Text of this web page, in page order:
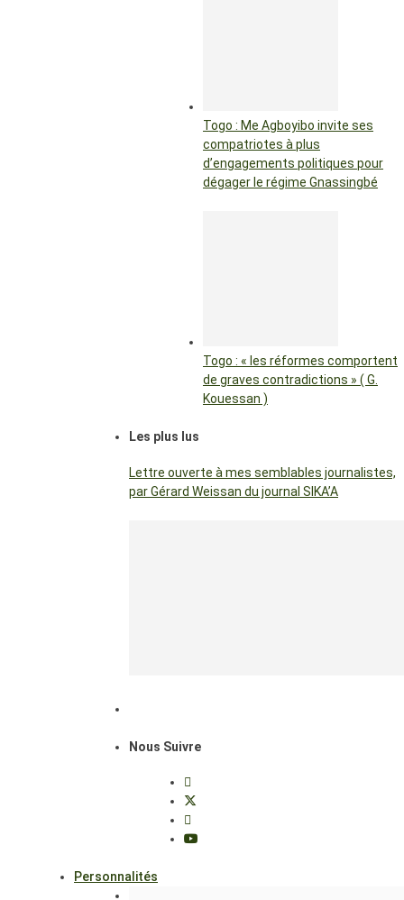
Togo : Me Agboyibo invite ses
compatriotes à plus
d’engagements politiques pour
dégager le régime Gnassingbé
Togo : « les réformes comportent
de graves contradictions » ( G.
Kouessan )
Les plus lus
Lettre ouverte à mes semblables journalistes,
par Gérard Weissan du journal SIKA’A
Nous Suivre
Personnalités